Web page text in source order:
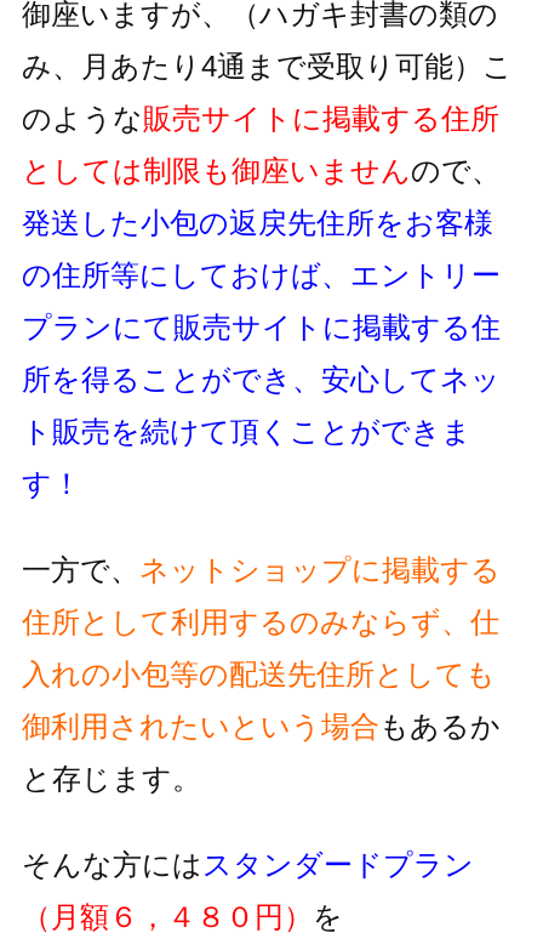
御座いますが、
（ハガキ封書の類の
み、月あたり4通まで受取り可能） こ
のような販売サイトに掲載する住所
としては制限も御座いませんので、
発送した小包の返戻先住所をお客様
の住所等にしておけば、 エントリー
プランにて販売サイトに掲載する住
所を得ることができ、 安心してネッ
ト販売を続けて頂くことができま
す！
一方で、 ネットショップに掲載する
住所として利用するのみならず、 仕
入れの小包等の配送先住所としても
御利用されたいという 場合もあるか
と存じます。
そんな方には スタンダードプラン
（月額６，４８０円） を